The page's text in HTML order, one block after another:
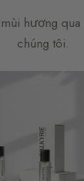
hương qua
chúng tôi.